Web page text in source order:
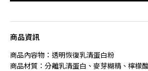
商品資訊
商品內容物：透明恢復乳清蛋白粉
商品材質：分離乳清蛋白、麥芽糊精、檸檬